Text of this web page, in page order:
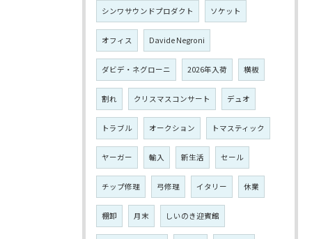
シンワサウンドプロダクト ソケット
オフィス Davide Negroni
ダビデ・ネグローニ 2026年入荷 横板
割れ クリスマスコンサート デュオ
トラブル オークション トマスティック
ヤーガー 輸入 新生活 セール
チップ修理 弓修理 イタリー 休業
棚卸 月末 しいのき迎賓館